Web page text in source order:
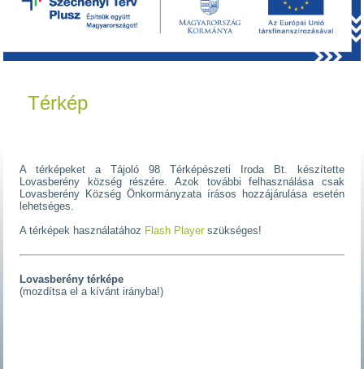
Térkép
A térképeket a Tájoló 98 Térképészeti Iroda Bt. készítette
Lovasberény község részére. Azok további felhasználása csak
Lovasberény Község Önkormányzata írásos hozzájárulása esetén
lehetséges.
A térképek használatához Flash Player szükséges!
Lovasberény térképe
(mozdítsa el a kívánt irányba!)